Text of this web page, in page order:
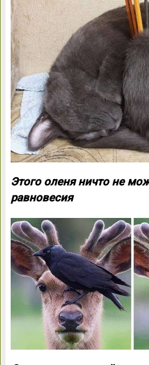
Этого оленя ничто не
равновесия